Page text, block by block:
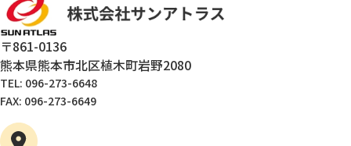
〒861-0136
熊本県熊本市北区植木町岩野2080
TEL: 096-273-6648
FAX: 096-273-6649